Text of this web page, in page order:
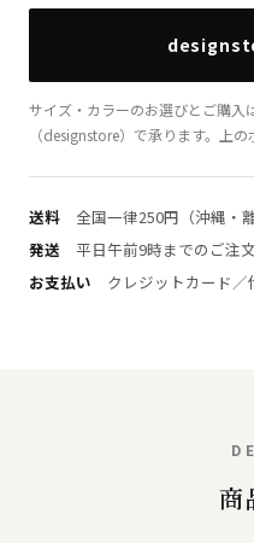
サイズ・カラーのお選びとご購入
（designstore）で承ります。上
送料 全国一律250円（沖縄・
発送 平日午前9時までのご注
お支払い クレジットカード／
商